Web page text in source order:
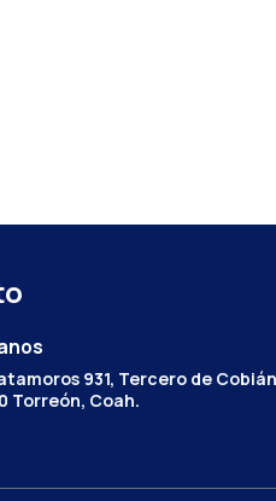
931, Tercero de
Torreón, Coah.